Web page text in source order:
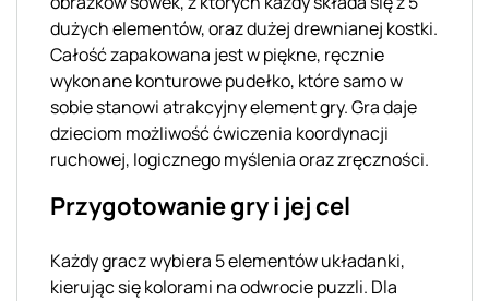
dużych elementów, oraz dużej drewnianej kostki.
Całość zapakowana jest w piękne, ręcznie
wykonane konturowe pudełko, które samo w
sobie stanowi atrakcyjny element gry. Gra daje
dzieciom możliwość ćwiczenia koordynacji
ruchowej, logicznego myślenia oraz zręczności.
Przygotowanie gry i jej cel
Każdy gracz wybiera 5 elementów układanki,
kierując się kolorami na odwrocie puzzli. Dla